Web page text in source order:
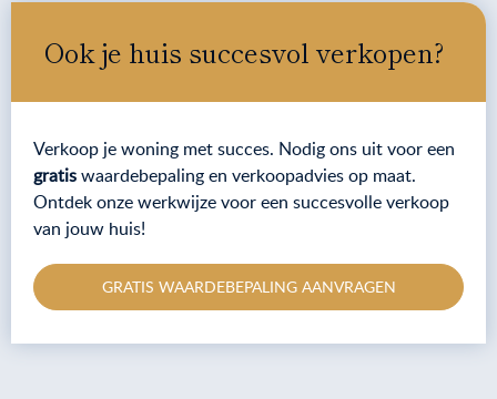
Ook je huis succesvol verkopen?
Verkoop je woning met succes. Nodig ons uit voor een
gratiswaardebepaling en verkoopadvies op maat.
Ontdek onze werkwijze voor een succesvolle verkoop
van jouw huis!
GRATIS WAARDEBEPALING AANVRAGEN